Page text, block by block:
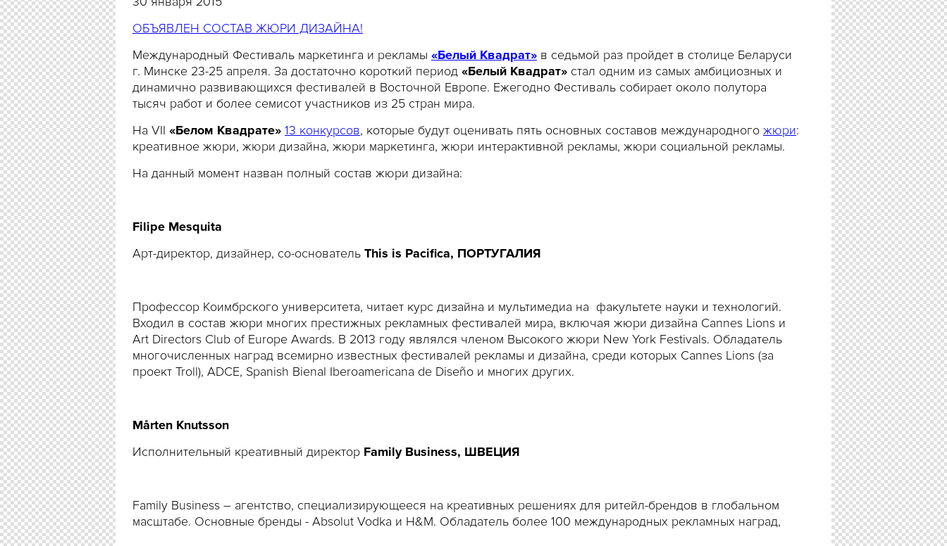
ОБЪЯВЛЕН СОСТАВ ЖЮРИ ДИЗАЙНА!
Международный Фестиваль маркетинга и рекламы «Белый Квадрат» в седьмой раз пройдет в столице Беларуси
г. Минске 23-25 апреля. За достаточно короткий период «Белый Квадрат» стал одним из самых амбициозных и
динамично развивающихся фестивалей в Восточной Европе. Ежегодно Фестиваль собирает около полутора
тысяч работ и более семисот участников из 25 стран мира.
На VII «Белом Квадрате» 13 конкурсов, которые будут оценивать пять основных составов международного жюри:
креативное жюри, жюри дизайна, жюри маркетинга, жюри интерактивной рекламы, жюри социальной рекламы.
На данный момент назван полный состав жюри дизайна:
Filipe Mesquita
Арт-директор, дизайнер, со-основатель This is Pacifica, ПОРТУГАЛИЯ
Профессор Коимбрского университета, читает курс дизайна и мультимедиа на факультете науки и технологий.
Входил в состав жюри многих престижных рекламных фестивалей мира, включая жюри дизайна Cannes Lions и
Art Directors Club of Europe Awards. В 2013 году являлся членом Высокого жюри New York Festivals. Обладатель
многочисленных наград всемирно известных фестивалей рекламы и дизайна, среди которых Cannes Lions (за
проект Troll), ADCE, Spanish Bienal Iberoamericana de Diseño и многих других.
Mårten Knutsson
Исполнительный креативный директор Family Business, ШВЕЦИЯ
Family Business – агентство, специализирующееся на креативных решениях для ритейл-брендов в глобальном
масштабе. Основные бренды - Absolut Vodka и H&M. Обладатель более 100 международных рекламных наград,